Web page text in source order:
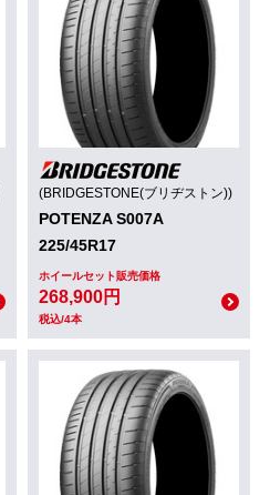
(BRIDGESTONE(ブリヂストン))
POTENZA S007A
225/45R17
ホイールセット販売価格
268,900円
税込/4本